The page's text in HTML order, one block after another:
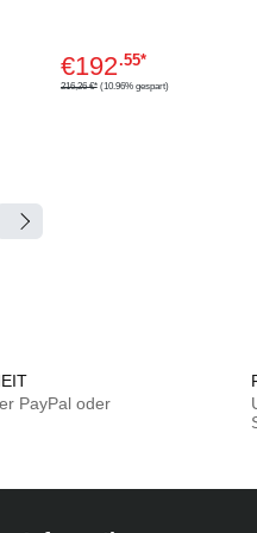
Modul
€192.55*
216,26 €* (10.96% gespart)
PayPal oder